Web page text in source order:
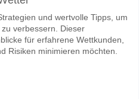
Almeria v CD
das Korrektes Ergebnis von
und wertvolle Tipps, um
verbessern. Dieser
für erfahrene Wettkunden,
Risiken minimieren möchten.